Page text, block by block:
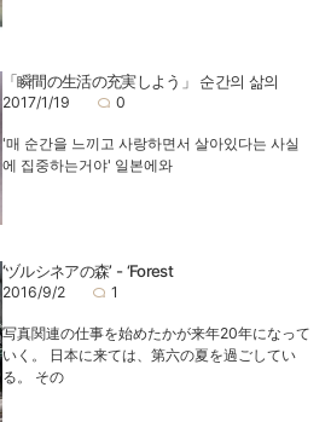
「瞬間の生活の充実しよう」 순간의 삶의
2017/1/19 0
'매 순간을 느끼고 사랑하면서 살아있다는 사실
에 집중하는거야' 일본에와
‘ヅルシネアの森’ - ‘Forest
2016/9/2 1
写真関連の仕事を始めたかが来年20年になって
いく。 日本に来ては、第六の夏を過ごしてい
る。 その